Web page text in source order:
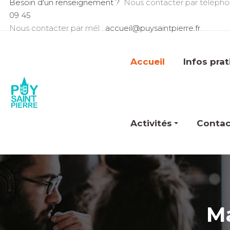
Besoin d'un renseignement ? Nous contacter par
09 45
Nous contacter par mél : accueil@puysaintpierre.fr
Accueil Infos
Activités